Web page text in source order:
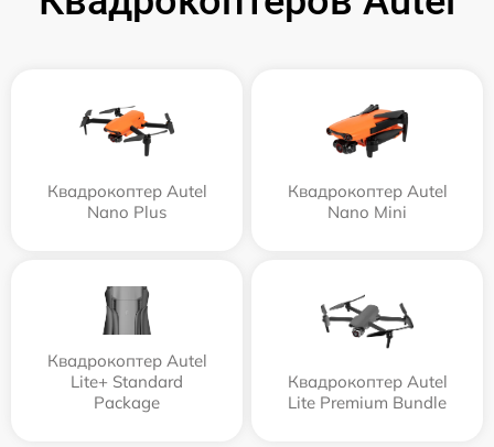
Квадрокоптер Autel
Nano Plus
Квадрокоптер Autel
Nano Mini
Квадрокоптер Autel
Lite+ Standard
Package
Квадрокоптер Autel
Lite Premium Bundle